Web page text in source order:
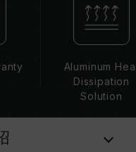
，部分主板可能无
率受限于系统设定。
统稳定性。若因超
对应的超频技术
Aluminum
Dissipation
Solution